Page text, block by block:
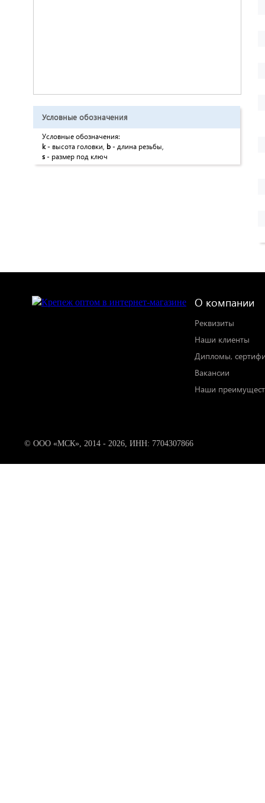
Условные обозначения
Условные обозначения:
k- высота головки, b - длина резьбы,
s - размер под ключ
О компании
Реквизиты
Наши клиенты
Дипломы,
Вакансии
Наши
© ООО «МСК», 2014 - 2026, ИНН: 7704307866